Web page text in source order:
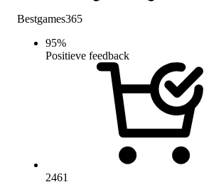
Bestgames365
95%
Positieve feedback
2461